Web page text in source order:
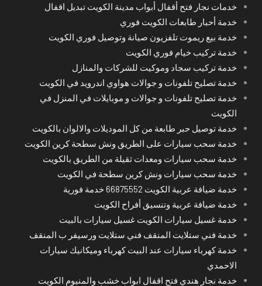
خدمات نجار فتح أقفال أبواب مدينة الكويت تبديل اقفال
خدمة أحبار طابعات الكويت فوري
خدمة بيع ريموت تلفزيون صيانة وتوصيل فوري الكويت
خدمة تركيب خيام فوري الكويت
خدمة تركيب سجاد وموكيت للشركات والمنازل
خدمة تصليح تلفونات و جوالات هواوي اندرويد في الكويت
خدمة تصليح تلفونات و جوالات و موبايلات في المنزل في
الكويت
خدمة توصيل حبر طابعة من كل الموديلات والالوان بالكويت
خدمة سحب سيارات على الطريق ونش سطحة كرين الكويت
خدمة سحب سيارات ومعدات ثقيلة من الطريق بالكويت
خدمة سحب سيارات ونش كرين سطحة في الكويت
خدمة ضيافة عربية الكويت 66875552 خدمة فورية
خدمة ضيافة عربية وتنسيق أفراح الكويت
خدمة غسيل سيارات الكويت غسيل سيارات بالبيت
خدمة فني ستلايت المنقف فني ستلايت ورسيفر ب المنقف
خدمة كهرباء سيارات عند البيت كهرباء وميكانيك سيارات
الاحمدي
خدمة نجار هندي فتح اقفال ابواب خشب والمنيوم الكويت